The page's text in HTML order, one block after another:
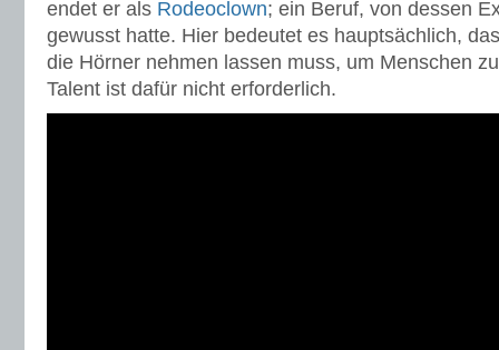
endet er als Rodeoclown; ein Beruf, von dessen
gewusst hatte. Hier bedeutet es hauptsächlich,
die Hörner nehmen lassen muss, um Menschen
Talent ist dafür nicht erforderlich.